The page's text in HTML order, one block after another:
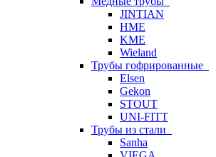
JINTIAN
HME
KME
Wieland
Трубы гофрированные
Elsen
Gekon
STOUT
UNI-FITT
Трубы из стали
Sanha